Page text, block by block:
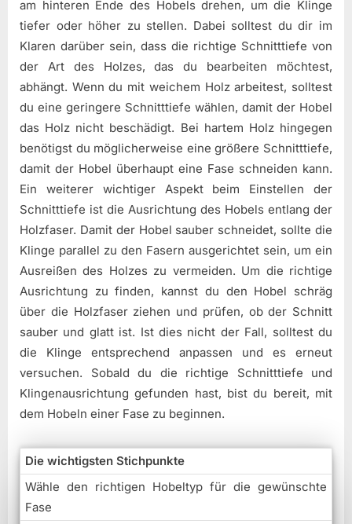
am hinteren Ende des Hobels drehen, um die Klinge
tiefer oder höher zu stellen. Dabei solltest du dir im
Klaren darüber sein, dass die richtige Schnitttiefe von
der Art des Holzes, das du bearbeiten möchtest,
abhängt. Wenn du mit weichem Holz arbeitest, solltest
du eine geringere Schnitttiefe wählen, damit der Hobel
das Holz nicht beschädigt. Bei hartem Holz hingegen
benötigst du möglicherweise eine größere Schnitttiefe,
damit der Hobel überhaupt eine Fase schneiden kann.
Ein weiterer wichtiger Aspekt beim Einstellen der
Schnitttiefe ist die Ausrichtung des Hobels entlang der
Holzfaser. Damit der Hobel sauber schneidet, sollte die
Klinge parallel zu den Fasern ausgerichtet sein, um ein
Ausreißen des Holzes zu vermeiden. Um die richtige
Ausrichtung zu finden, kannst du den Hobel schräg
über die Holzfaser ziehen und prüfen, ob der Schnitt
sauber und glatt ist. Ist dies nicht der Fall, solltest du
die Klinge entsprechend anpassen und es erneut
versuchen. Sobald du die richtige Schnitttiefe und
Klingenausrichtung gefunden hast, bist du bereit, mit
dem Hobeln einer Fase zu beginnen.
Die wichtigsten Stichpunkte
Wähle den richtigen Hobeltyp für die gewünschte
Fase